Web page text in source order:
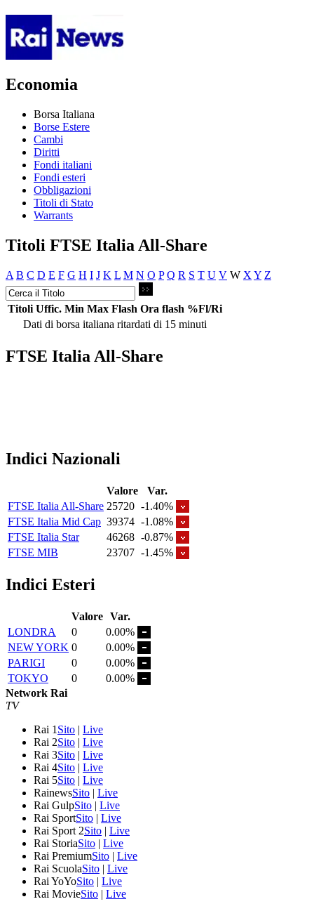
Economia
Borsa Italiana
Borse Estere
Cambi
Diritti
Fondi italiani
Fondi esteri
Obbligazioni
Titoli di Stato
Warrants
Titoli FTSE Italia All-Share
A B C D E F G H I J K L M N O P Q R S T U V W X Y Z
Titoli Uffic. Min Max Flash Ora flash %Fl/Ri
Dati di borsa italiana ritardati di 15 minuti
FTSE Italia All-Share
Indici Nazionali
Valore
Var.
FTSE Italia All-Share 25720 -1.40%
FTSE Italia Mid Cap 39374 -1.08%
FTSE Italia Star
46268 -0.87%
FTSE MIB
23707 -1.45%
Indici Esteri
Valore Var.
LONDRA
0
0.00%
NEW YORK 0
0.00%
PARIGI
0
0.00%
TOKYO
0
0.00%
Network Rai
TV
Rai 1 Sito | Live
Rai 2Sito | Live
Rai 3Sito | Live
Rai 4Sito | Live
Rai 5Sito | Live
RainewsSito | Live
Rai GulpSito | Live
Rai SportSito | Live
Rai Sport 2Sito | Live
Rai StoriaSito | Live
Rai PremiumSito | Live
Rai ScuolaSito | Live
Rai YoYoSito | Live
Rai MovieSito | Live